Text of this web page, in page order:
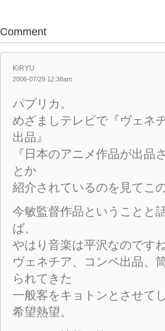
Comment
KiRYU
2006-07/29 12:38am
パプリカ。
めざましテレビで『ヴェネ
出品』
『日本のアニメ作品が出品
とか
紹介されているのを見てこ
今敏監督作品ということと
ば、
やはり音楽は平沢なのですね
ヴェネチア、コンペ出品、
られてきた
一般客をキョトンとさせて
希望熱望。